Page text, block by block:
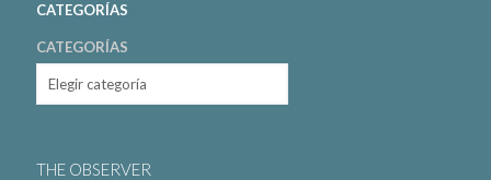
CATEGORÍAS
CATEGORÍAS
THE OBSERVER